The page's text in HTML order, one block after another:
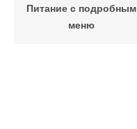
Питание с подробным
меню